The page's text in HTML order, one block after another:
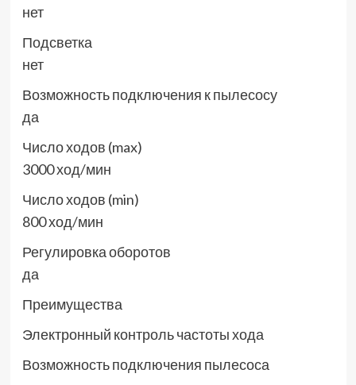
нет
Подсветка
нет
Возможность подключения к пылесосу
да
Число ходов (max)
3000 ход/мин
Число ходов (min)
800 ход/мин
Регулировка оборотов
да
Преимущества
Электронный контроль частоты хода
Возможность подключения пылесоса